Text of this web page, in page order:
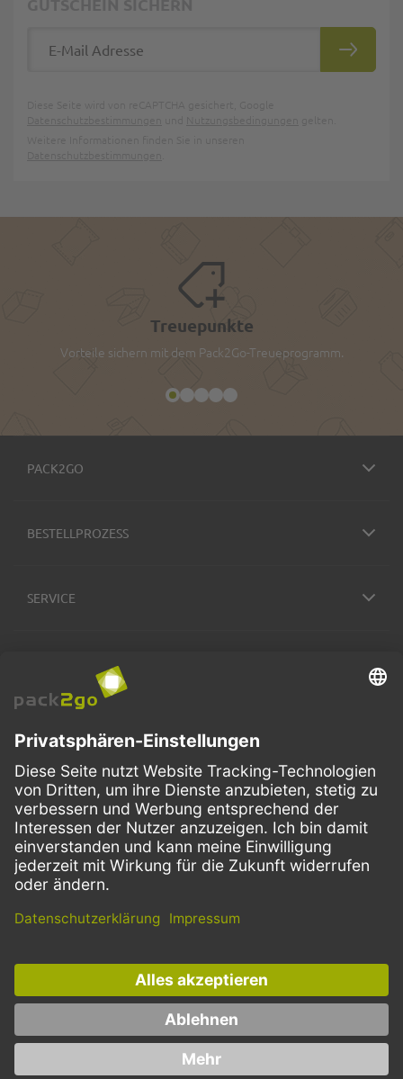
Treuepunkte
Vorteile sichern mit dem Pack2Go-Treueprogramm.
PACK2GO
BESTELLPROZESS
SERVICE
VERSANDARTEN
FacebookInstagramLinkedIn
Dieses Angebot ist ausschließlich für Gastronomie, Handel, Industrie,
Handwerk, öffentliche Einrichtungen und die freien Berufe bestimmt.